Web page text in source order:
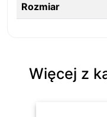
Rozmiar
Więcej z